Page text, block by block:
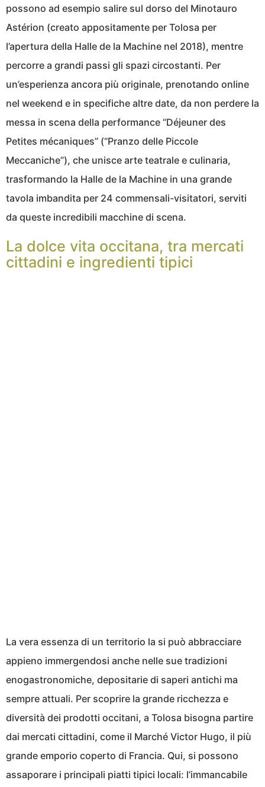
possono ad esempio salire sul dorso del Minotauro
Astérion (creato appositamente per Tolosa per
l’apertura della Halle de la Machine nel 2018), mentre
percorre a grandi passi gli spazi circostanti. Per
un’esperienza ancora più originale, prenotando online
nel weekend e in specifiche altre date, da non perdere la
messa in scena della performance “Déjeuner des
Petites mécaniques” (“Pranzo delle Piccole
Meccaniche”), che unisce arte teatrale e culinaria,
trasformando la Halle de la Machine in una grande
tavola imbandita per 24 commensali-visitatori, serviti
da queste incredibili macchine di scena.
La dolce vita occitana, tra mercati
cittadini e ingredienti tipici
La vera essenza di un territorio la si può abbracciare
appieno immergendosi anche nelle sue tradizioni
enogastronomiche, depositarie di saperi antichi ma
sempre attuali. Per scoprire la grande ricchezza e
diversità dei prodotti occitani, a Tolosa bisogna partire
dai mercati cittadini, come il Marché Victor Hugo, il più
grande emporio coperto di Francia. Qui, si possono
assaporare i principali piatti tipici locali: l’immancabile